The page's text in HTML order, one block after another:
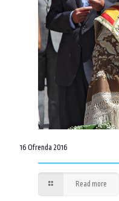
16 Ofrenda 2016
Read more